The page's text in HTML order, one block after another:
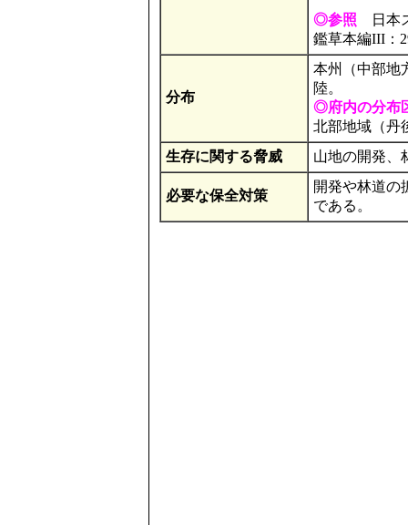
◎参照 日本
鑑草本編III：
分布
本州（中部地
陸。
◎府内の分布
北部地域（丹
生存に関する脅威
山地の開発、
必要な保全対策
開発や林道の
である。